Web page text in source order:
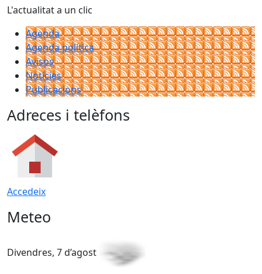
L'actualitat a un clic
Agenda
Agenda política
Avisos
Notícies
Publicacions
Adreces i telèfons
Accedeix
Meteo
Divendres, 7 d’agost